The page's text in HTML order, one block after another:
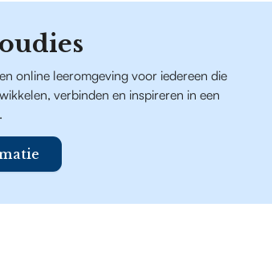
online leeromgeving voor iedereen die
verbinden en inspireren in een